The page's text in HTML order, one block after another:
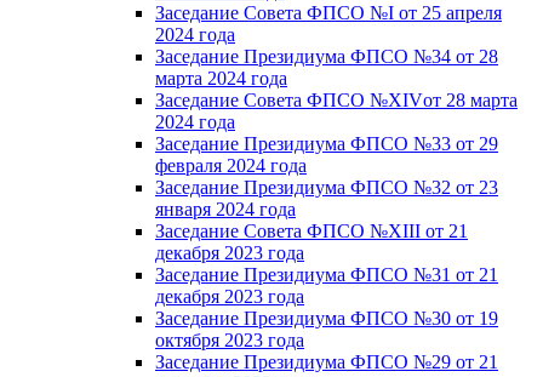
Заседание Совета ФПСО №I от 25 апреля
2024 года
Заседание Президиума ФПСО №34 от 28
марта 2024 года
Заседание Совета ФПСО №XIVот 28 марта
2024 года
Заседание Президиума ФПСО №33 от 29
февраля 2024 года
Заседание Президиума ФПСО №32 от 23
января 2024 года
Заседание Совета ФПСО №XIII от 21
декабря 2023 года
Заседание Президиума ФПСО №31 от 21
декабря 2023 года
Заседание Президиума ФПСО №30 от 19
октября 2023 года
Заседание Президиума ФПСО №29 от 21